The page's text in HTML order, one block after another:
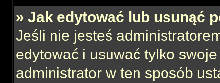
» Jak edytować lub usunąć
Jeśli nie jesteś
edytować i usuwać tylko
administrator w ten sposób